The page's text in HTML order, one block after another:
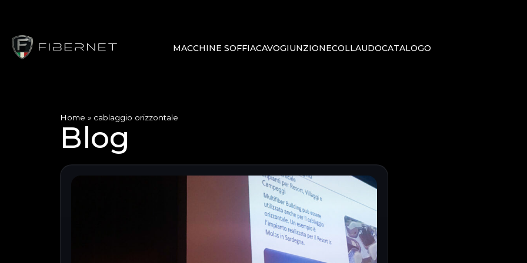
MACCHINE SOFFIACAVOGIUNZIONECOLLAUDOCATALOGO
Home » cablaggio orizzontale
Blog